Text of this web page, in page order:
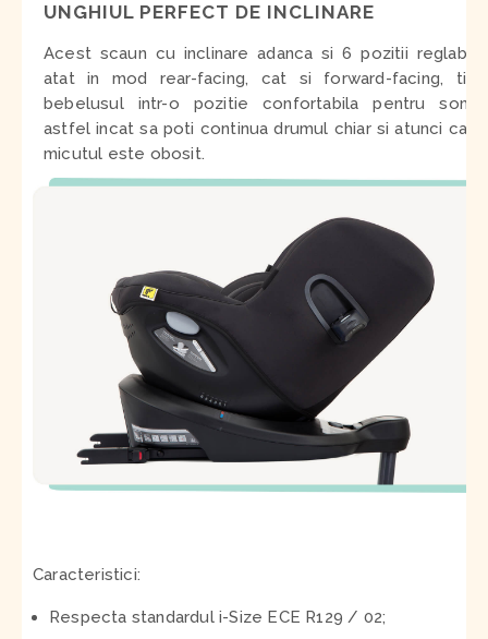
UNGHIUL PERFECT DE INCLINARE
Acest scaun cu inclinare adanca si 6 pozitii reglabile
atat in mod rear-facing, cat si forward-facing, tine
bebelusul intr-o pozitie confortabila pentru somn,
astfel incat sa poti continua drumul chiar si atunci cand
micutul este obosit.
Caracteristici:
Respecta standardul i-Size ECE R129 / 02;